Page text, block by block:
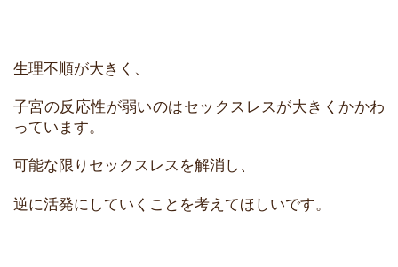
生理不順が大きく、
子宮の反応性が弱いのはセックスレスが大きくかかわ
っています。
可能な限りセックスレスを解消し、
逆に活発にしていくことを考えてほしいです。